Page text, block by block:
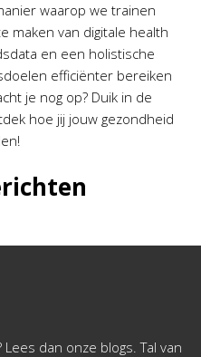
waarop we trainen
maken van digitale health
en een holistische
efficiënter bereiken
je nog op? Duik in de
hoe jij jouw gezondheid
dan onze blogs. Tal van